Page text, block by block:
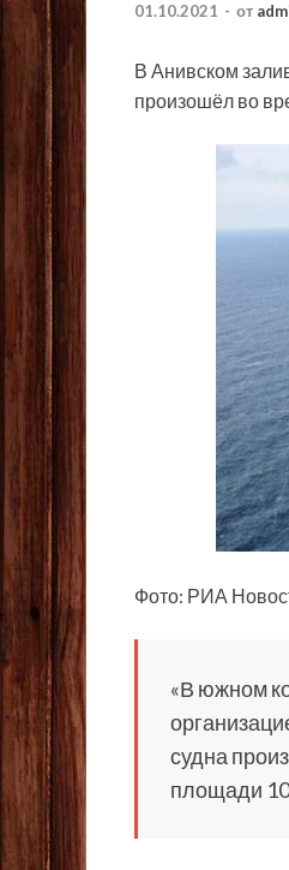
01.10.2021 - от
В Анивском
произошёл во
Фото: РИА
«В южном
судна
площади 10